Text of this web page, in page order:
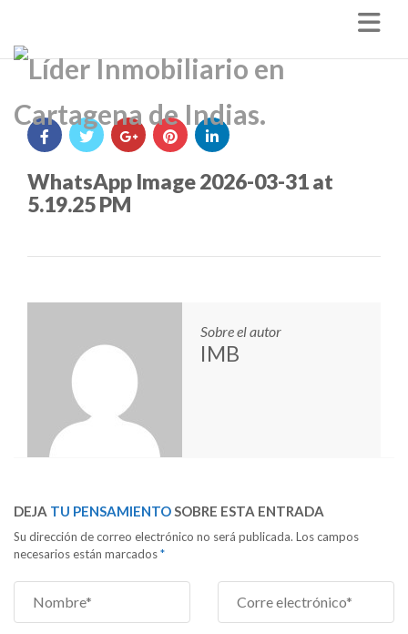
WhatsApp Image 2026-03-31 at
5.19.25 PM
Sobre el autor
IMB
DEJA TU PENSAMIENTOSOBRE ESTA ENTRADA
Su dirección de correo electrónico no será publicada. Los campos
necesarios están marcados*